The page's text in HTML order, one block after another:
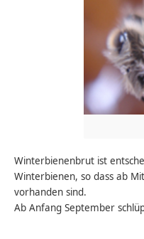
Winterbienenbrut ist
Winterbienen, so dass ab
vorhanden sind.
Ab Anfang September